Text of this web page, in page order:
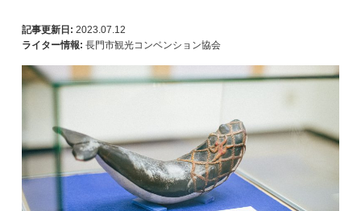
記事更新日: 2023.07.12
ライター情報: 長門市観光コンベンション協会